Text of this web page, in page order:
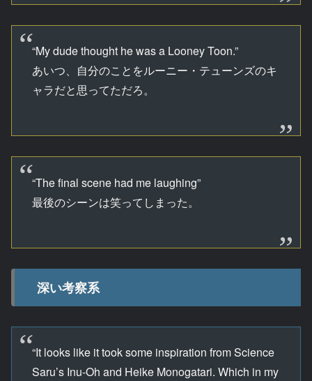
“My dude thought he was a Looney Toon.”
あいつ、自分のことをルーニー・テューンズのキ
ャラだと思ってただろ。
“The final scene had me laughing”
最後のシーンは笑ってしまった。
深い考察系
“It looks like it took some inspiration from Science
Saru’s Inu-Oh and Heike Monogatari. Which in my